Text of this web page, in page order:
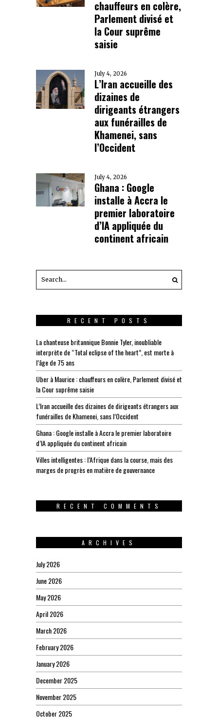
chauffeurs en colère,
Parlement divisé et
la Cour suprême
saisie
July 4, 2026
L’Iran accueille des
dizaines de
dirigeants étrangers
aux funérailles de
Khamenei, sans
l’Occident
July 4, 2026
Ghana : Google
installe à Accra le
premier laboratoire
d’IA appliquée du
continent africain
RECENT POSTS
La chanteuse britannique Bonnie Tyler, inoubliable
interprète de “Total eclipse of the heart”, est morte à
l’âge de 75 ans
Uber à Maurice : chauffeurs en colère, Parlement divisé et
la Cour suprême saisie
L’Iran accueille des dizaines de dirigeants étrangers aux
funérailles de Khamenei, sans l’Occident
Ghana : Google installe à Accra le premier laboratoire
d’IA appliquée du continent africain
Villes intelligentes : l’Afrique dans la course, mais des
marges de progrès en matière de gouvernance
RECENT COMMENTS
ARCHIVES
July 2026
June 2026
May 2026
April 2026
March 2026
February 2026
January 2026
December 2025
November 2025
October 2025